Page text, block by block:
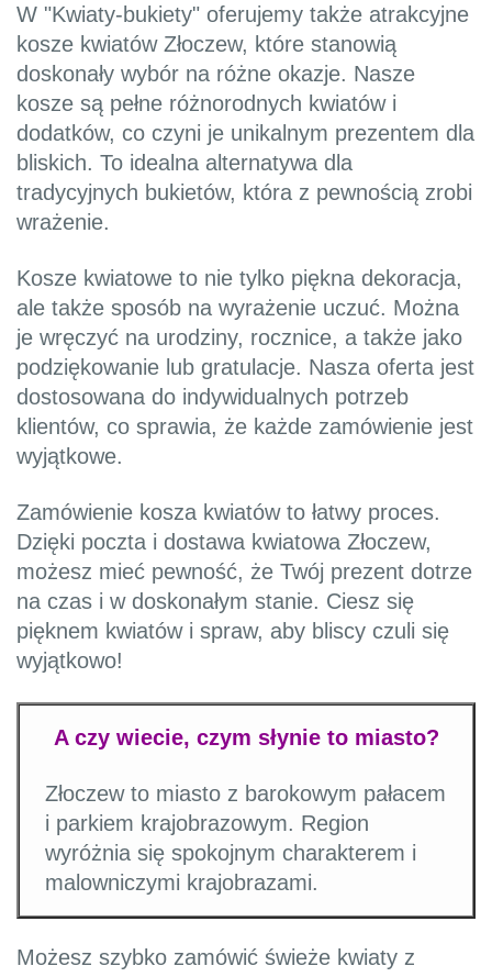
W "Kwiaty-bukiety" oferujemy także atrakcyjne
kosze kwiatów Złoczew, które stanowią
doskonały wybór na różne okazje. Nasze
kosze są pełne różnorodnych kwiatów i
dodatków, co czyni je unikalnym prezentem dla
bliskich. To idealna alternatywa dla
tradycyjnych bukietów, która z pewnością zrobi
wrażenie.
Kosze kwiatowe to nie tylko piękna dekoracja,
ale także sposób na wyrażenie uczuć. Można
je wręczyć na urodziny, rocznice, a także jako
podziękowanie lub gratulacje. Nasza oferta jest
dostosowana do indywidualnych potrzeb
klientów, co sprawia, że każde zamówienie jest
wyjątkowe.
Zamówienie kosza kwiatów to łatwy proces.
Dzięki poczta i dostawa kwiatowa Złoczew,
możesz mieć pewność, że Twój prezent dotrze
na czas i w doskonałym stanie. Ciesz się
pięknem kwiatów i spraw, aby bliscy czuli się
wyjątkowo!
A czy wiecie, czym słynie to miasto?
Złoczew to miasto z barokowym pałacem
i parkiem krajobrazowym. Region
wyróżnia się spokojnym charakterem i
malowniczymi krajobrazami.
Możesz szybko zamówić świeże kwiaty z